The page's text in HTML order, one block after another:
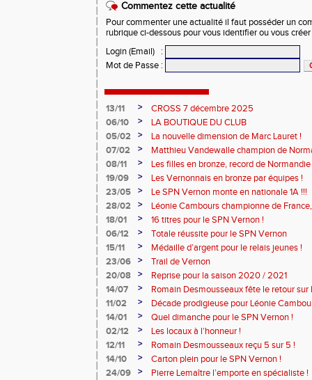
Commentez cette actualité
Pour commenter une actualité il faut posséder un
rubrique ci-dessous pour vous identifier ou vous
Login (Email)
:
Mot de Passe :
13/11 >
CROSS 7 décembre 2025
06/10
>
LA BOUTIQUE DU CLUB
05/02
>
La nouvelle dimension de Marc Lauret !
07/02
>
Matthieu Vandewalle champion de
08/11
>
Les filles en bronze, record de
19/09
>
Les Vernonnais en bronze par équipes !
23/05
>
Le SPN Vernon monte en nationale 1A !!!
28/02
>
Léonie Cambours championne de
!
18/01 >
16 titres pour le SPN Vernon !
06/12
>
Totale réussite pour le SPN Vernon
15/11
>
Médaille d’argent pour le relais jeunes !
23/06
>
Trail de Vernon
20/08
>
Reprise pour la saison 2020 / 2021
14/07
>
Romain Desmousseaux fête le retour sur
11/02
>
Décade prodigieuse pour Léonie
14/01
>
Quel dimanche pour le SPN Vernon !
02/12
>
Les locaux à l’honneur !
12/11
>
Romain Desmousseaux reçu 5 sur 5 !
14/10
>
Carton plein pour le SPN Vernon !
24/09
> Pierre Lemaître l’emporte en spécialiste !